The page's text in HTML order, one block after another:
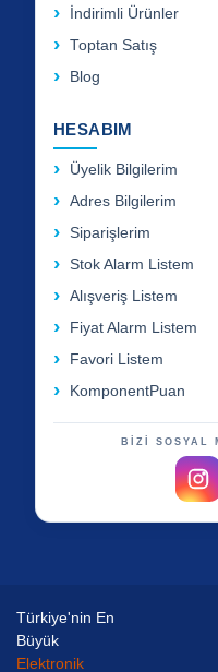
İndirimli Ürünler
Toptan Satış
Blog
HESABIM
Üyelik Bilgilerim
Adres Bilgilerim
Siparişlerim
Stok Alarm Listem
Alışveriş Listem
Fiyat Alarm Listem
Favori Listem
KomponentPuan
BİZİ SOSYAL
Türkiye'nin En
Büyük
Elektronik